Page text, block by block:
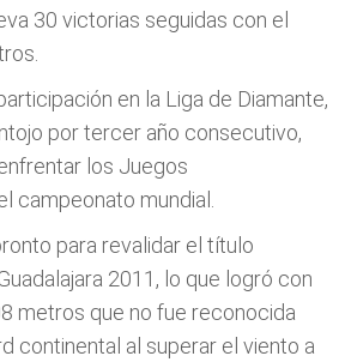
30 victorias seguidas con el
en la Liga de Diamante,
por tercer año consecutivo,
los Juegos
campeonato mundial.
para revalidar el título
2011, lo que logró con
metros que no fue reconocida
continental al superar el viento a